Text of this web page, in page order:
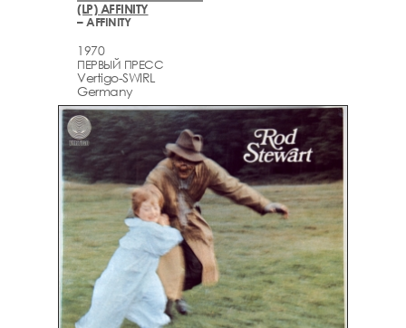
(LP) AFFINITY
– AFFINITY
1970
ПЕРВЫЙ ПРЕСС
Vertigo-SWIRL
Germany